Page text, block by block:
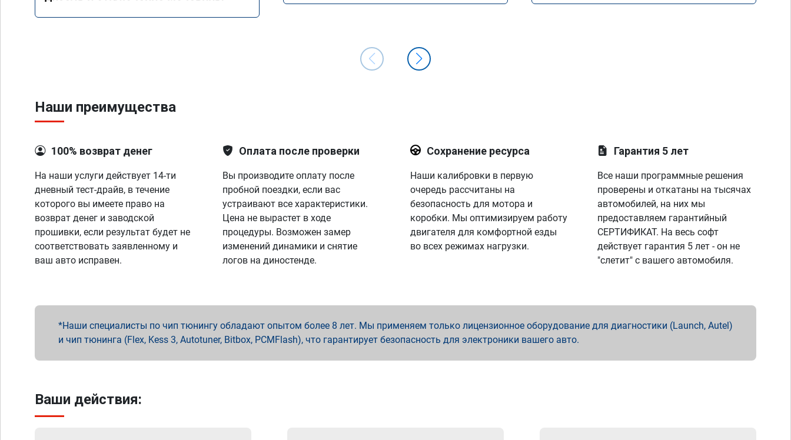
Наши преимущества
100% возврат денег
На наши услуги действует 14-ти
дневный тест-драйв, в течение
которого вы имеете право на
возврат денег и заводской
прошивки, если результат будет не
соответствовать заявленному и
ваш авто исправен.
Оплата после проверки
Вы производите оплату после
пробной поездки, если вас
устраивают все характеристики.
Цена не вырастет в ходе
процедуры. Возможен замер
изменений динамики и снятие
логов на диностенде.
Сохранение ресурса
Наши калибровки в первую
очередь рассчитаны на
безопасность для мотора и
коробки. Мы оптимизируем работу
двигателя для комфортной езды
во всех режимах нагрузки.
Гарантия 5 лет
Все наши программные решения
проверены и откатаны на тысячах
автомобилей, на них мы
предоставляем гарантийный
СЕРТИФИКАТ. На весь софт
действует гарантия 5 лет - он не
"слетит" с вашего автомобиля.
Наши специалисты по чип тюнингу обладают опытом более 8 лет. Мы применяем только лицензионное оборудование для диагностики (Launch, Autel)
и чип тюнинга (Flex, Kess 3, Autotuner, Bitbox, PCMFlash), что гарантирует безопасность для электроники вашего авто.
Ваши действия: